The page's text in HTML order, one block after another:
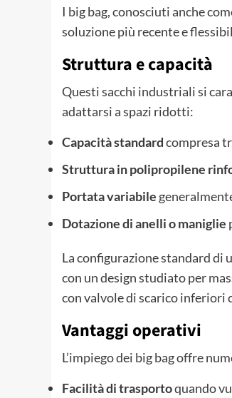
I big bag, conosciuti anche
soluzione più recente e
Struttura e capacità
Questi sacchi industriali si
adattarsi a spazi ridotti:
Capacità standardcompresa
Struttura in polipropilene
Portata variabile
Dotazione di anelli o maniglie
La configurazione standard di
con un design studiato per
con valvole di scarico
Vantaggi operativi
L’impiego dei big bag offre
Facilità di trasportoquando